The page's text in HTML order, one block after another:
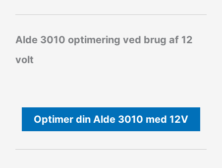
Alde 3010 optimering ved brug af 12
volt
Optimer din Alde 3010 med 12V